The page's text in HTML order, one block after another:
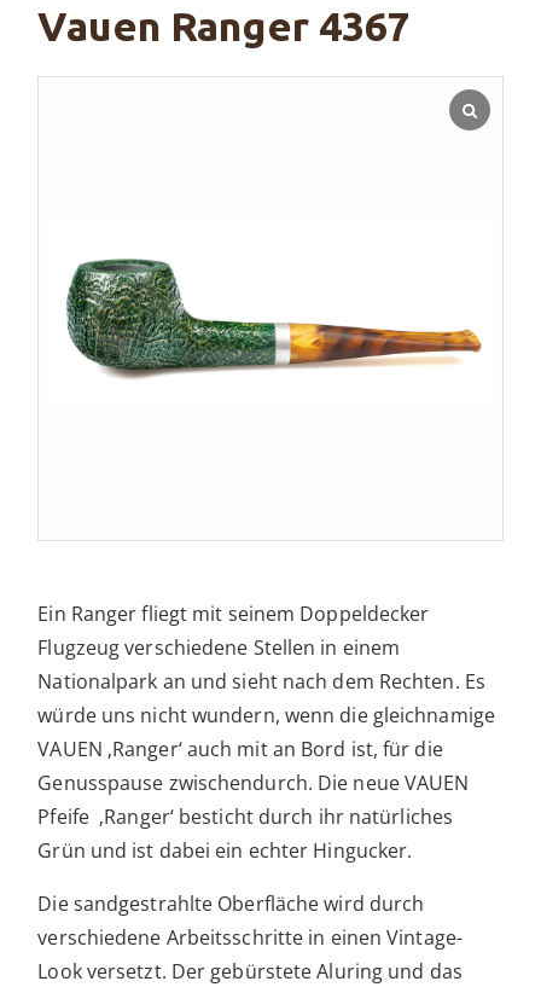
Vauen Ranger 4367
Ein Ranger fliegt mit seinem Doppeldecker
Flugzeug verschiedene Stellen in einem
Nationalpark an und sieht nach dem Rechten. Es
würde uns nicht wundern, wenn die gleichnamige
VAUEN ‚Ranger‘ auch mit an Bord ist, für die
Genusspause zwischendurch. Die neue VAUEN
Pfeife ‚Ranger‘ besticht durch ihr natürliches
Grün und ist dabei ein echter Hingucker.
Die sandgestrahlte Oberfläche wird durch
verschiedene Arbeitsschritte in einen Vintage-
Look versetzt. Der gebürstete Aluring und das